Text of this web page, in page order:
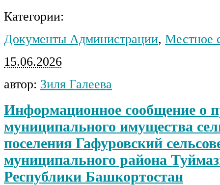
Категории:
Документы Администрации, Местное
15.06.2026
автор: Зиля Галеева
Информационное сообщение о
муниципального имущества
поселения Гафуровский
муниципального района
Республики Башкортостан